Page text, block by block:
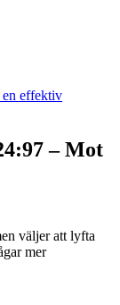
effektiv
– Mot
väljer att lyfta
mer